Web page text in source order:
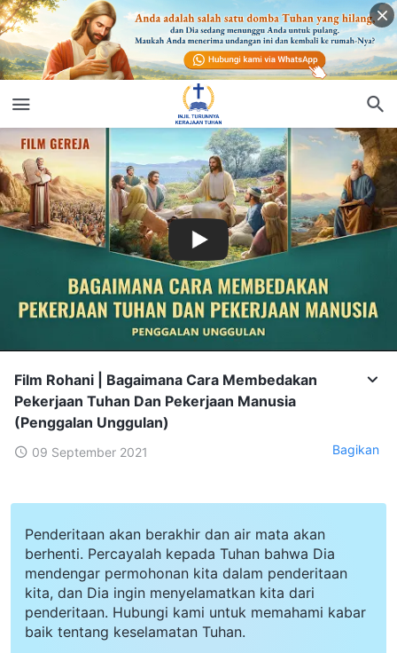
Film Rohani | Bagaimana Cara Membedakan
Pekerjaan Tuhan Dan Pekerjaan Manusia
(Penggalan Unggulan)
09 September 2021 Bagikan
Penderitaan akan berakhir dan air mata akan
berhenti. Percayalah kepada Tuhan bahwa Dia
mendengar permohonan kita dalam penderitaan
kita, dan Dia ingin menyelamatkan kita dari
penderitaan. Hubungi kami untuk memahami kabar
baik tentang keselamatan Tuhan.